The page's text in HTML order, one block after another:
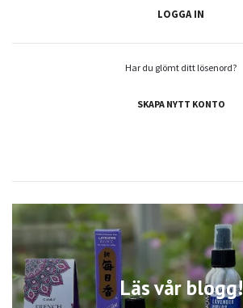
Läs vår blogg!
Har du glömt ditt lösenord?
SKAPA NYTT KONTO